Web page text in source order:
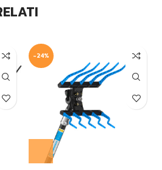
-24%